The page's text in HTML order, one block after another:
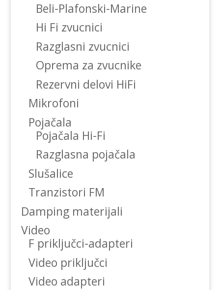
Beli-Plafonski-Marine
Hi Fi zvucnici
Razglasni zvucnici
Oprema za zvucnike
Rezervni delovi HiFi
Mikrofoni
Pojačala
Pojačala Hi-Fi
Razglasna pojačala
Slušalice
Tranzistori FM
Damping materijali
Video
F priključci-adapteri
Video priključci
Video adapteri